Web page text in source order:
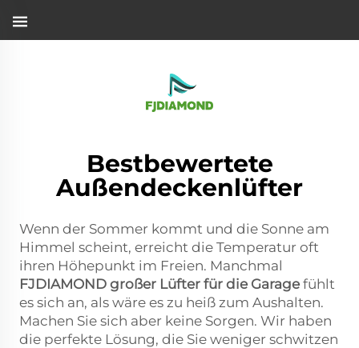
Bestbewertete
Außendeckenlüfter
Wenn der Sommer kommt und die Sonne am
Himmel scheint, erreicht die Temperatur oft
ihren Höhepunkt im Freien. Manchmal
FJDIAMOND großer Lüfter für die Garage fühlt
es sich an, als wäre es zu heiß zum Aushalten.
Machen Sie sich aber keine Sorgen. Wir haben
die perfekte Lösung, die Sie weniger schwitzen